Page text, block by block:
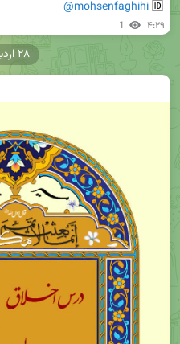
🆔
@mohsenfaghihi
1 ۴:۲۹
۲۸ اردیبهشت